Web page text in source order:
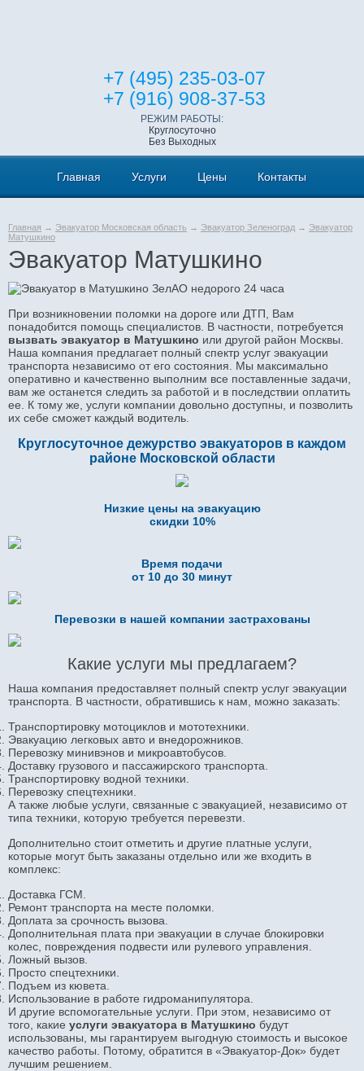
+7 (495) 235-03-07
+7 (916) 908-37-53
РЕЖИМ РАБОТЫ:
Круглосуточно
Без Выходных
Главная Услуги Цены Контакты
Главная → Эвакуатор Московская область → Эвакуатор Зеленоград → Эвакуатор
Матушкино
Эвакуатор Матушкино
При возникновении поломки на дороге или ДТП, Вам
понадобится помощь специалистов. В частности, потребуется
вызвать эвакуатор в Матушкино или другой район Москвы.
Наша компания предлагает полный спектр услуг эвакуации
транспорта независимо от его состояния. Мы максимально
оперативно и качественно выполним все поставленные задачи,
вам же останется следить за работой и в последствии оплатить
ее. К тому же, услуги компании довольно доступны, и позволить
их себе сможет каждый водитель.
Круглосуточное дежурство эвакуаторов в каждом
районе Московской области
Низкие цены на эвакуацию
скидки 10%
Время подачи
от 10 до 30 минут
Перевозки в нашей компании застрахованы
Какие услуги мы предлагаем?
Наша компания предоставляет полный спектр услуг эвакуации
транспорта. В частности, обратившись к нам, можно заказать:
Транспортировку мотоциклов и мототехники.
Эвакуацию легковых авто и внедорожников.
Перевозку минивэнов и микроавтобусов.
Доставку грузового и пассажирского транспорта.
Транспортировку водной техники.
Перевозку спецтехники.
А также любые услуги, связанные с эвакуацией, независимо от
типа техники, которую требуется перевезти.
Дополнительно стоит отметить и другие платные услуги,
которые могут быть заказаны отдельно или же входить в
комплекс:
Доставка ГСМ.
Ремонт транспорта на месте поломки.
Доплата за срочность вызова.
Дополнительная плата при эвакуации в случае блокировки
колес, повреждения подвести или рулевого управления.
Ложный вызов.
Просто спецтехники.
Подъем из кювета.
Использование в работе гидроманипулятора.
И другие вспомогательные услуги. При этом, независимо от
того, какие услуги эвакуатора в Матушкино будут
использованы, мы гарантируем выгодную стоимость и высокое
качество работы. Потому, обратится в «Эвакуатор-Док» будет
лучшим решением.